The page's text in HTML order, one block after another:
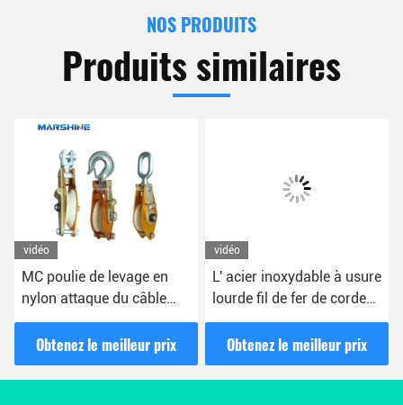
NOS PRODUITS
Produits similaires
vidéo
MC poulie de levage en
nylon attaque du câble
enlèvement du bloc de
filetage en tirant du fil
Obtenez le meilleur prix
vidéo
L' acier inoxydable à usure
lourde fil de fer de corde
poulie blocs de câbles
s'attaquer à ODM
Obtenez le meilleur prix